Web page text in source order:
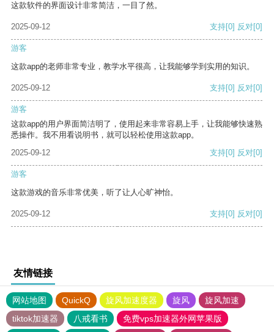
这款软件的界面设计非常简洁，一目了然。
2025-09-12 支持[0] 反对[0]
游客
这款app的老师非常专业，教学水平很高，让我能够学到实用的知识。
2025-09-12 支持[0] 反对[0]
游客
这款app的用户界面简洁明了，使用起来非常容易上手，让我能够快速熟
悉操作。我不用看说明书，就可以轻松使用这款app。
2025-09-12
支持[0] 反对[0]
游客
这款游戏的音乐非常优美，听了让人心旷神怡。
2025-09-12 支持[0] 反对[0]
友情链接
网站地图 QuickQ 旋风加速度器 旋风
旋风加速
tiktok加速器
八戒看书 免费vps加速器外网苹果版